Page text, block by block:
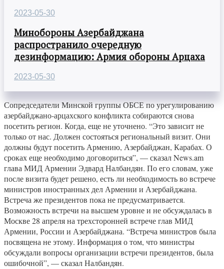
2023-05-30
Минобороны Азербайджана
распространило очередную
дезинформацию: Армия обороны Арцаха
2023-05-30
Сопредседатели Минской группы ОБСЕ по урегулированию
азербайджано-арцахского конфликта собираются снова
посетить регион. Когда, еще не уточнено. “Это зависит не
только от нас. Должен состояться региональный визит. Они
должны будут посетить Армению, Азербайджан, Карабах. О
сроках еще необходимо договориться”, — сказал News.am
глава МИД Армении Эдвард Налбандян. По его словам, уже
после визита будет решено, есть ли необходимость во встрече
министров иностранных дел Армении и Азербайджана.
Встреча же президентов пока не предусматривается.
Возможность встречи на высшем уровне и не обсуждалась в
Москве 28 апреля на трехсторонней встрече глав МИД
Армении, России и Азербайджана. “Встреча министров была
посвящена не этому. Информация о том, что министры
обсуждали вопросы организации встречи президентов, была
ошибочной”, — сказал Налбандян.